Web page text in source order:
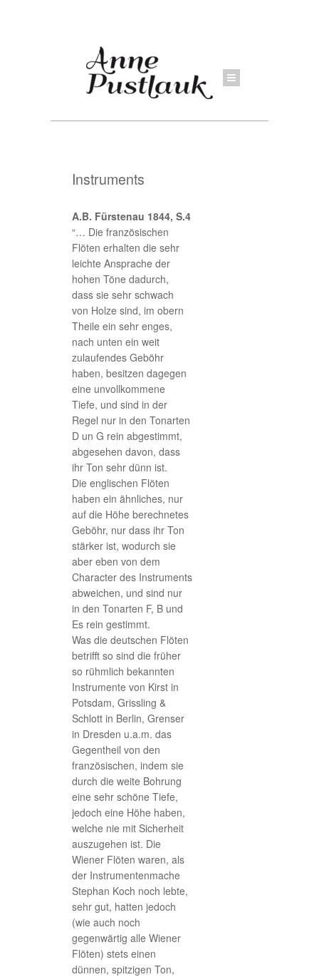
Instruments
A.B. Fürstenau 1844, S.4
“… Die französischen
Flöten erhalten die sehr
leichte Ansprache der
hohen Töne dadurch,
dass sie sehr schwach
von Holze sind, im obern
Theile ein sehr enges,
nach unten ein weit
zulaufendes Geböhr
haben, besitzen dagegen
eine unvollkommene
Tiefe, und sind in der
Regel nur in den Tonarten
D un G rein abgestimmt,
abgesehen davon, dass
ihr Ton sehr dünn ist.
Die englischen Flöten
haben ein ähnliches, nur
auf die Höhe berechnetes
Geböhr, nur dass ihr Ton
stärker ist, wodurch sie
aber eben von dem
Character des Instruments
abweichen, und sind nur
in den Tonarten F, B und
Es rein gestimmt.
Was die deutschen Flöten
betrifft so sind die früher
so rühmlich bekannten
Instrumente von Kirst in
Potsdam, Grissling &
Schlott in Berlin, Grenser
in Dresden u.a.m. das
Gegentheil von den
französischen, indem sie
durch die weite Bohrung
eine sehr schöne Tiefe,
jedoch eine Höhe haben,
welche nie mit Sicherheit
auszugehen ist. Die
Wiener Flöten waren, als
der Instrumentenmache
Stephan Koch noch lebte,
sehr gut, hatten jedoch
(wie auch noch
gegenwärtig alle Wiener
Flöten) stets einen
dünnen, spitzigen Ton,